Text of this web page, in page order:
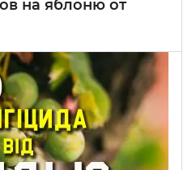
на яблоню от